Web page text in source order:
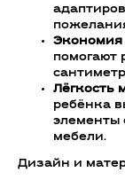
Экономия
помогают
Лёгкость
ребёнка
элементы
мебели.
Дизайн и